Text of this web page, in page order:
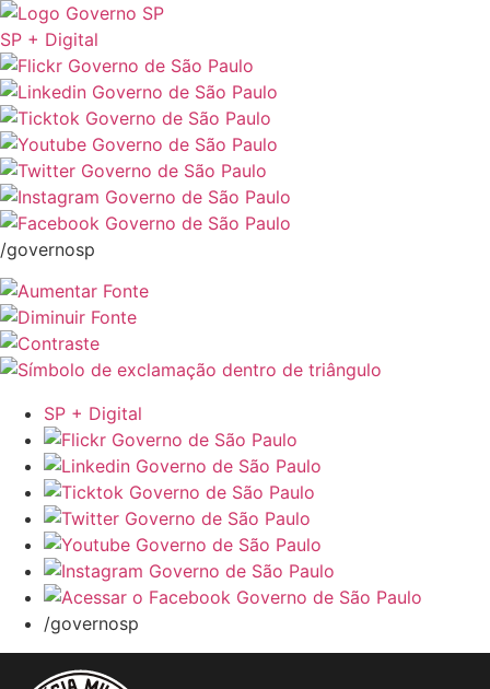
SP + Digital
/governosp
SP + Digital
/governosp